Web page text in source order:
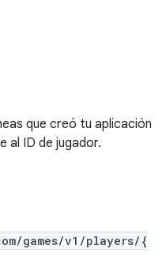
que creó tu aplicación
al ID de jugador.
games/v1/players/{